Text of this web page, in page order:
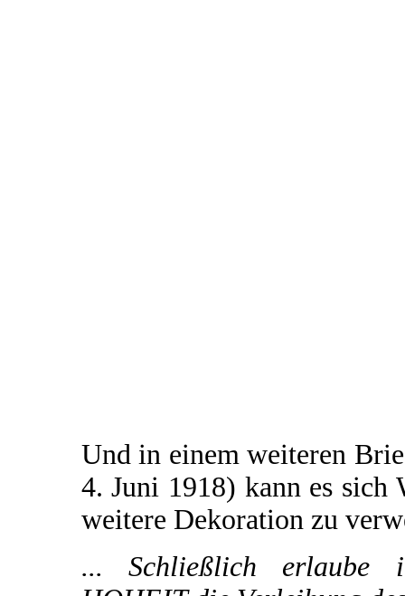
Und in einem weiteren
4. Juni 1918) kann es
weitere Dekoration zu
... Schließlich erlaube